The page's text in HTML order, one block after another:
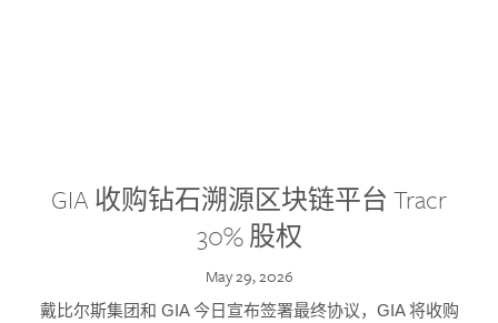
GIA 收购钻石溯源区块链平台 Tracr
30% 股权
May 29, 2026
戴比尔斯集团和 GIA 今日宣布签署最终协议，GIA 将收购